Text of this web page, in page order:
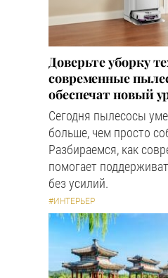
Доверьте уборку
современные
обеспечат новый
Сегодня пылесосы
больше, чем просто
Разбираемся, как
помогает
без усилий.
#ИНТЕРЬЕР